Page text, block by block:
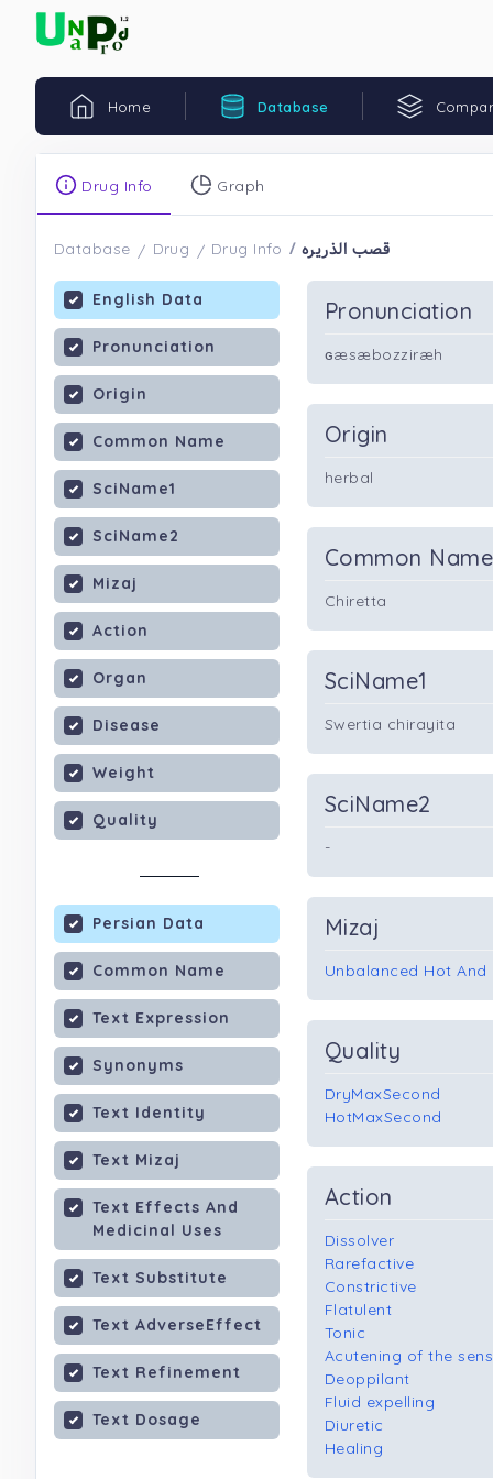
Home Database
Drug Info Graph
Database Drug Drug Info قصب الذریره
English Data
Pronunciation
Origin
Common Name
SciName1
SciName2
Mizaj
Action
Organ
Disease
Weight
Quality
Persian Data
Common Name
Text Expression
Synonyms
Text Identity
Text Mizaj
Text Effects And
Medicinal Uses
Text Substitute
Text AdverseEffect
Text Refinement
Text Dosage
Pronunciation
ɢæsæbozziræh
Origin
herbal
Common Name
Chiretta
SciName1
Swertia chirayita
SciName2
-
Mizaj
Unbalanced Hot And
Quality
DryMaxSecond
HotMaxSecond
Action
Dissolver
Rarefactive
Constrictive
Flatulent
Tonic
Acutening of the
Deoppilant
Fluid expelling
Diuretic
Healing